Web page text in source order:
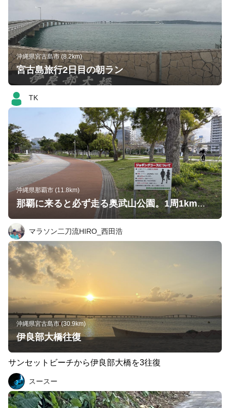
沖縄県宮古島市 (8.2km)
宮古島旅行2日目の朝ラン
TK
沖縄県那覇市 (11.8km)
那覇に来ると必ず走る奥武山公園。1周1km強のランニングコースがあり、朝から多くの方が走っています。とても気持ち良いコースです。
マラソン二刀流HIRO_西田浩
沖縄県宮古島市 (30.9km)
伊良部大橋往復
サンセットビーチから伊良部大橋を3往復
スースー